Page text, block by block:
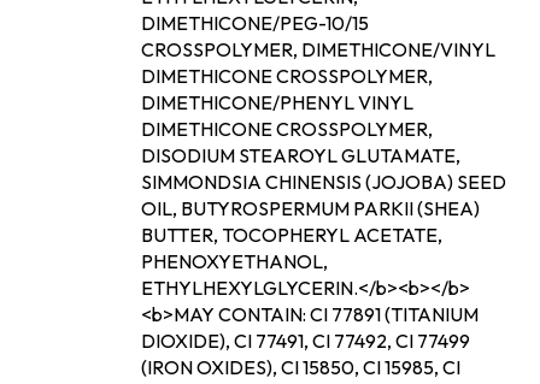
DIMETHICONE/PEG-10/15
CROSSPOLYMER, DIMETHICONE/VINYL
DIMETHICONE CROSSPOLYMER,
DIMETHICONE/PHENYL VINYL
DIMETHICONE CROSSPOLYMER,
DISODIUM STEAROYL GLUTAMATE,
SIMMONDSIA CHINENSIS (JOJOBA) SEED
OIL, BUTYROSPERMUM PARKII (SHEA)
BUTTER, TOCOPHERYL ACETATE,
PHENOXYETHANOL,
ETHYLHEXYLGLYCERIN.</b><b></b>
<b>MAY CONTAIN: CI 77891 (TITANIUM
DIOXIDE), CI 77491, CI 77492, CI 77499
(IRON OXIDES), CI 15850, CI 15985, CI